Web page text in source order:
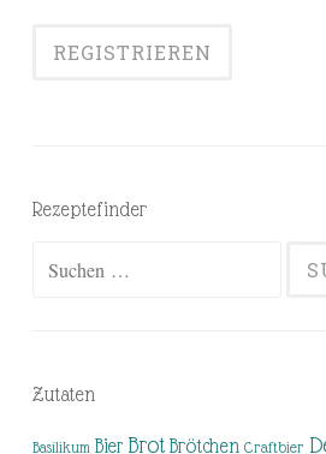
Rezeptefinder
Zutaten
Basilikum Bier Brot Brötchen Craftbier